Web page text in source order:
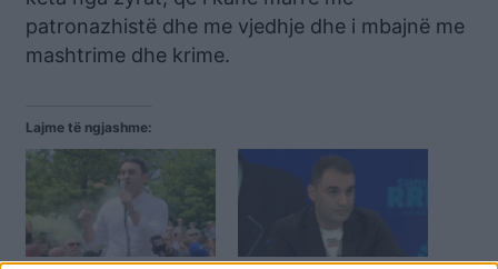
patronazhistë dhe me vjedhje dhe i mbajnë me
mashtrime dhe krime.
Lajme të ngjashme: